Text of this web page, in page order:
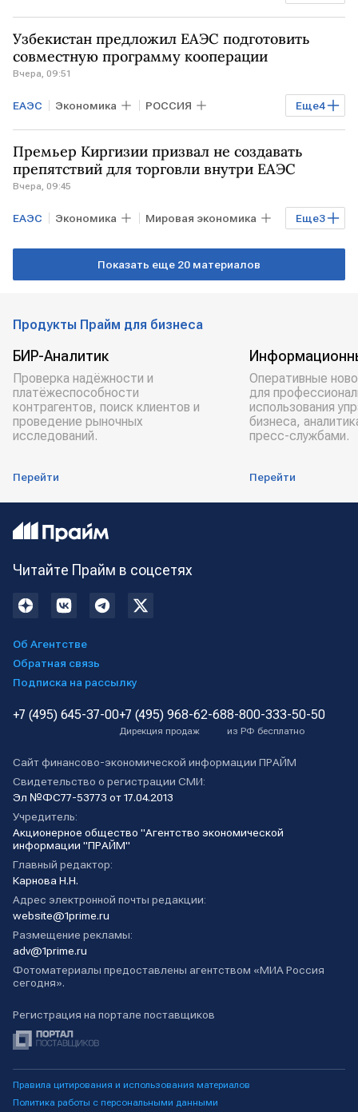
АРМЕНИЯ Ереван Никол Пашинян
Узбекистан предложил ЕАЭС подготовить
совместную программу кооперации
Вчера, 09:51
Еще4
ЕАЭС Экономика РОССИЯ
Мировая экономика УЗБЕКИСТАН
Ташкент
Евразийская экономическая комиссия
Премьер Киргизии призвал не создавать
препятствий для торговли внутри ЕАЭС
Вчера, 09:45
Еще3
ЕАЭС Экономика Мировая экономика
КИРГИЗИЯ БЕЛОРУССИЯ
Показать еще 20 материалов
Продукты Прайм для бизнеса
БИР-Аналитик
Проверка надёжности и
платёжеспособности
контрагентов, поиск клиентов и
проведение рыночных
исследований.
Перейти
Оперативные
для
использования
бизнеса,
пресс-службами.
Перейти
Читайте Прайм в соцсетях
Об Агентстве
Обратная связь
Подписка на рассылку
+7 (495) 645-37-00+7 (495) 968-62-68
Дирекция продаж
8-800-333-50-50
из РФ бесплатно
Сайт финансово-экономической информации ПРАЙМ
Свидетельство о регистрации СМИ:
Эл №ФС77-53773 от 17.04.2013
Учредитель:
Акционерное общество "Агентство экономической
информации "ПРАЙМ"
Главный редактор:
Карнова Н.Н.
Адрес электронной почты редакции:
website@1prime.ru
Размещение рекламы:
adv@1prime.ru
Фотоматериалы предоставлены агентством «МИА Россия
сегодня».
Регистрация на портале поставщиков
Правила цитирования и использования материалов
Политика работы с персональными данными